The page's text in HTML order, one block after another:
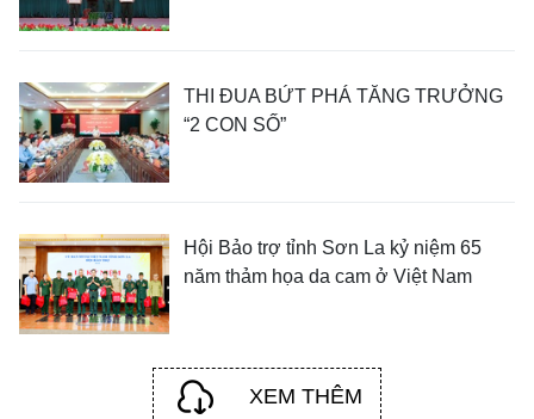
THI ĐUA BỨT PHÁ TĂNG TRƯỞNG
“2 CON SỐ”
Hội Bảo trợ tỉnh Sơn La kỷ niệm 65
năm thảm họa da cam ở Việt Nam
XEM THÊM